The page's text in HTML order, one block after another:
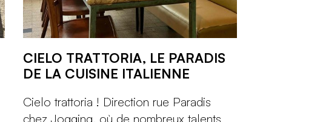
CIELO TRATTORIA, LE PARADIS
DE LA CUISINE ITALIENNE
Cielo trattoria ! Direction rue Paradis
chez Jogging, où de nombreux talents